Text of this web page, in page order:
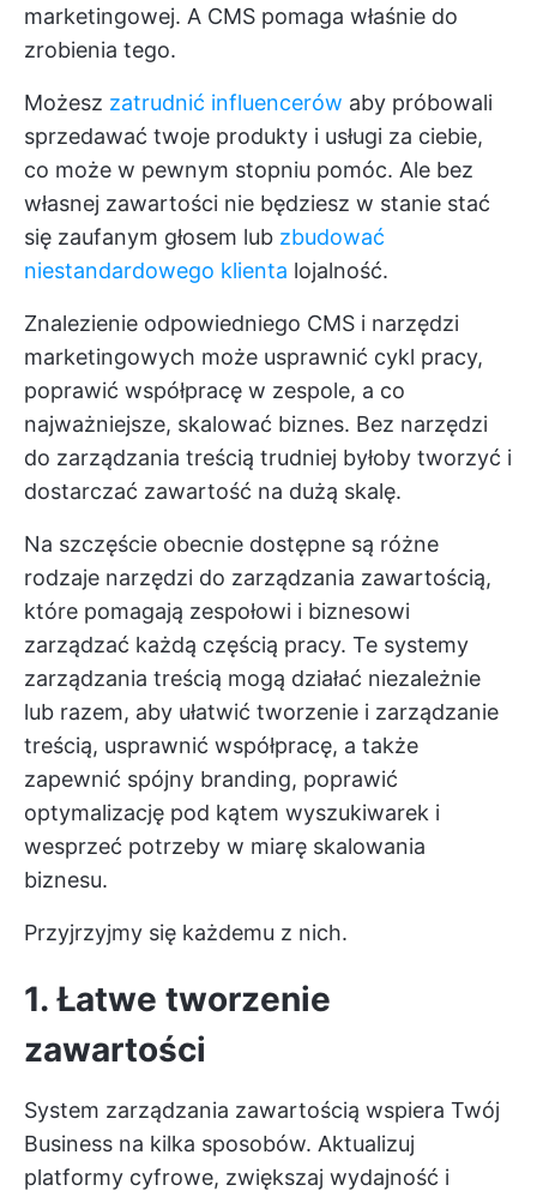
marketingowej. A CMS pomaga właśnie do
zrobienia tego.
Możesz zatrudnić influencerów aby próbowali
sprzedawać twoje produkty i usługi za ciebie,
co może w pewnym stopniu pomóc. Ale bez
własnej zawartości nie będziesz w stanie stać
się zaufanym głosem lub zbudować
niestandardowego klienta lojalność.
Znalezienie odpowiedniego CMS i narzędzi
marketingowych może usprawnić cykl pracy,
poprawić współpracę w zespole, a co
najważniejsze, skalować biznes. Bez narzędzi
do zarządzania treścią trudniej byłoby tworzyć i
dostarczać zawartość na dużą skalę.
Na szczęście obecnie dostępne są różne
rodzaje narzędzi do zarządzania zawartością,
które pomagają zespołowi i biznesowi
zarządzać każdą częścią pracy. Te systemy
zarządzania treścią mogą działać niezależnie
lub razem, aby ułatwić tworzenie i zarządzanie
treścią, usprawnić współpracę, a także
zapewnić spójny branding, poprawić
optymalizację pod kątem wyszukiwarek i
wesprzeć potrzeby w miarę skalowania
biznesu.
Przyjrzyjmy się każdemu z nich.
1. Łatwe tworzenie
zawartości
System zarządzania zawartością wspiera Twój
Business na kilka sposobów. Aktualizuj
platformy cyfrowe, zwiększaj wydajność i